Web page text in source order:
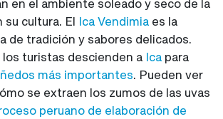
en el ambiente soleado y seco de la
su cultura. El Ica Vendimia es la
de tradición y sabores delicados.
los turistas descienden a Ica para
más importantes. Pueden ver
se extraen los zumos de las uvas
peruano de elaboración de